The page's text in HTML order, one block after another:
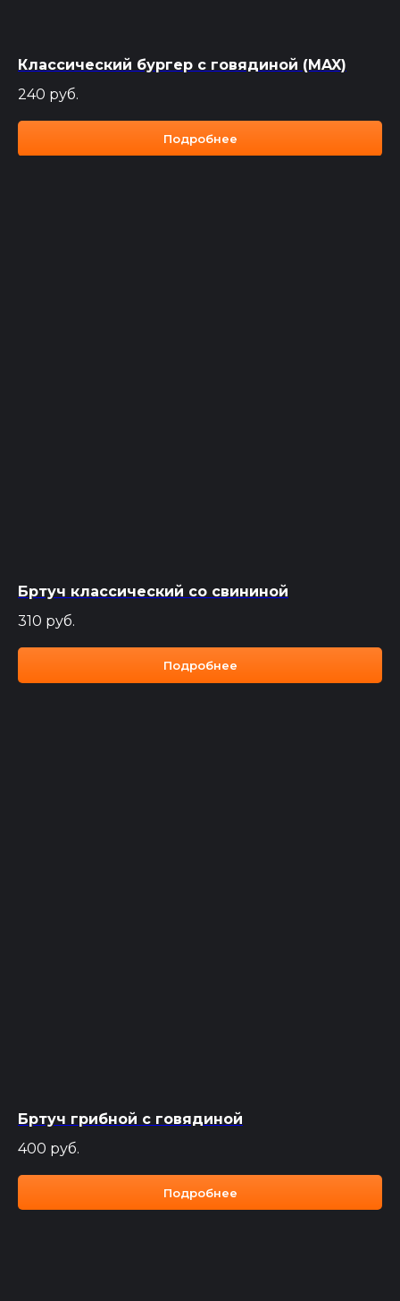
Классический бургер с говядиной (MAX)
240 руб.
Подробнее
Бртуч классический со свининой
310 руб.
Подробнее
Бртуч грибной с говядиной
400 руб.
Подробнее
ИП Карагезян В. И.
ОГРНИП
324246800085650